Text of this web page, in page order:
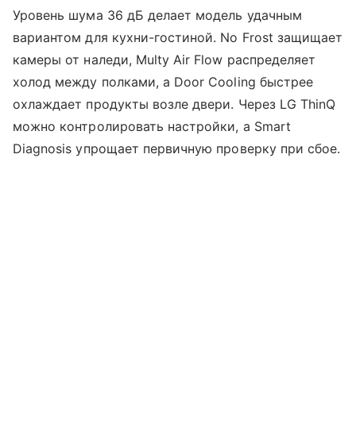
Уровень шума 36 дБ делает модель удачным
вариантом для кухни-гостиной. No Frost защищает
камеры от наледи, Multy Air Flow распределяет
холод между полками, а Door Cooling быстрее
охлаждает продукты возле двери. Через LG ThinQ
можно контролировать настройки, а Smart
Diagnosis упрощает первичную проверку при сбое.